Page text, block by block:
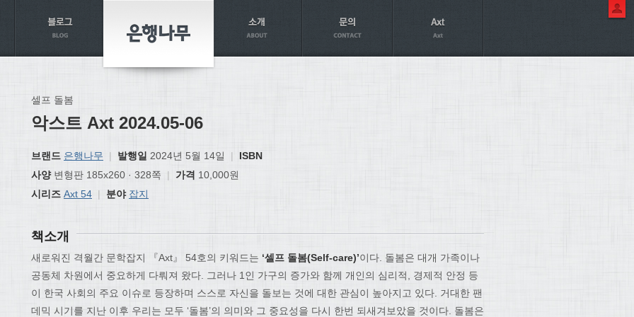
셀프 돌봄
악스트 Axt 2024.05-06
브랜드 은행나무 | 발행일 2024년 5월 14일 |
ISBN
사양변형판 185x260 · 328쪽 | 가격 10,000원
시리즈 Axt 54 | 분야 잡지
책소개
새로워진 격월간 문학잡지 『Axt』 54호의 키워드는 ‘셀프 돌봄(Self-care)’이다. 돌봄은 대개 가족이나
공동체 차원에서 중요하게 다뤄져 왔다. 그러나 1인 가구의 증가와 함께 개인의 심리적, 경제적 안정 등
이 한국 사회의 주요 이슈로 등장하며 스스로 자신을 돌보는 것에 대한 관심이 높아지고 있다. 거대한 팬
데믹 시기를 지난 이후 우리는 모두 ‘돌봄’의 의미와 그 중요성을 다시 한번 되새겨보았을 것이다. 돌봄은